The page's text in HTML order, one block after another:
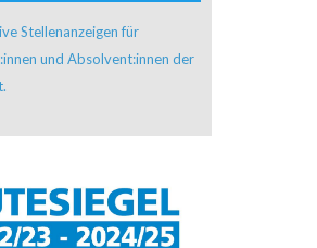
Stellenanzeigen für
und Absolvent:innen der